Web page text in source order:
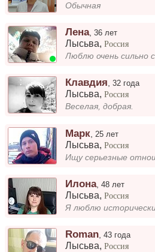
Обычная
Лена,36 лет
Лысьва,Россия
Люблю очень сильно
Клавдия,32 года
Лысьва,Россия
Веселая, добрая.
Марк 25 лет
Лысьва,Россия
Ищу серьезные
Илона,48 лет
Лысьва,Россия
Roman,43 года
Лысьва,Россия